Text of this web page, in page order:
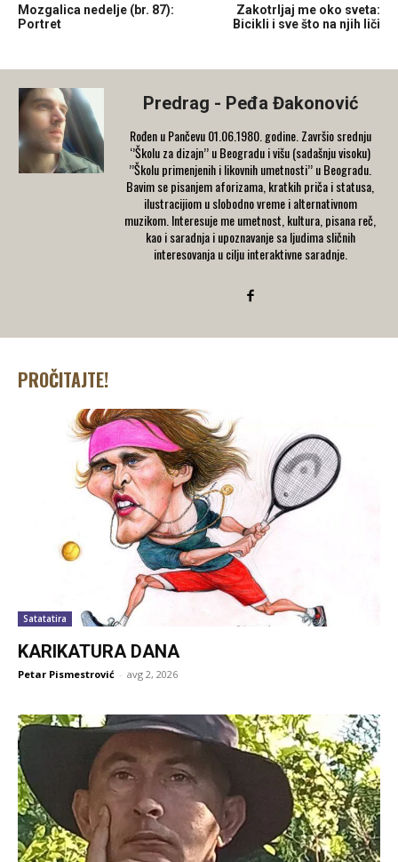
Mozgalica nedelje (br. 87):
Portret
Zakotrljaj me oko sveta:
Bicikli i sve što na njih liči
Predrag - Peđa Đakonović
Rođen u Pančevu 01.06.1980. godine. Završio srednju
‘’Školu za dizajn’’ u Beogradu i višu (sadašnju visoku)
’’Školu primenjenih i likovnih umetnosti’’ u Beogradu.
Bavim se pisanjem aforizama, kratkih priča i statusa,
ilustracijiom u slobodno vreme i alternativnom
muzikom. Interesuje me umetnost, kultura, pisana reč,
kao i saradnja i upoznavanje sa ljudima sličnih
interesovanja u cilju interaktivne saradnje.
PROČITAJTE!
Satatatira
KARIKATURA DANA
Petar Pismestrović - avg 2, 2026